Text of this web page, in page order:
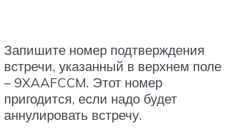
Запишите номер подтверждения
встречи, указанный в верхнем поле
– 9XAAFCCM. Этот номер
пригодится, если надо будет
аннулировать встречу.